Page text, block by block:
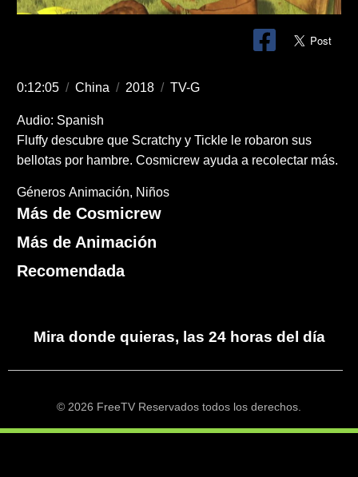
0:12:05 / China / 2018 / TV-G
Audio: Spanish
Fluffy descubre que Scratchy y Tickle le robaron sus
bellotas por hambre. Cosmicrew ayuda a recolectar más.
Géneros Animación Niños
Más de Cosmicrew
Más de Animación
Recomendada
Mira donde quieras, las 24 horas del día
© 2026 FreeTV Reservados todos los derechos.